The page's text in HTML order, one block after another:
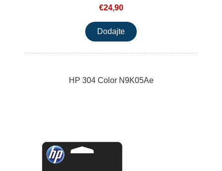
€24,90
HP 304 Color N9K05Ae